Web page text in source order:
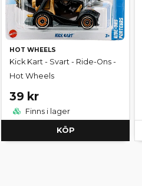
HOT WHEELS
Kick Kart - Svart - Ride-Ons -
Hot Wheels
39 kr
Finns i lager
KÖP